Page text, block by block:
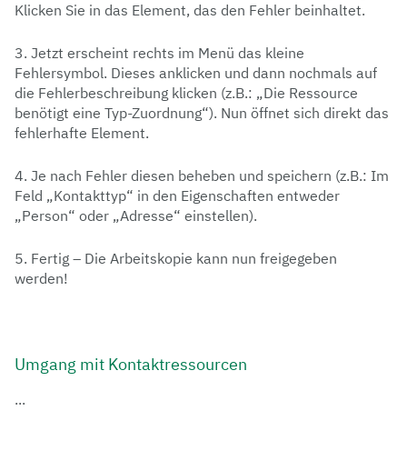
Klicken Sie in das Element, das den Fehler beinhaltet.
3. Jetzt erscheint rechts im Menü das kleine
Fehlersymbol. Dieses anklicken und dann nochmals auf
die Fehlerbeschreibung klicken (z.B.: „Die Ressource
benötigt eine Typ-Zuordnung“). Nun öffnet sich direkt das
fehlerhafte Element.
4. Je nach Fehler diesen beheben und speichern (z.B.: Im
Feld „Kontakttyp“ in den Eigenschaften entweder
„Person“ oder „Adresse“ einstellen).
5. Fertig – Die Arbeitskopie kann nun freigegeben
werden!
Umgang mit Kontaktressourcen
...